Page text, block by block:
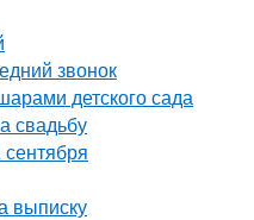
звонок
детского сада
свадьбу
выписку